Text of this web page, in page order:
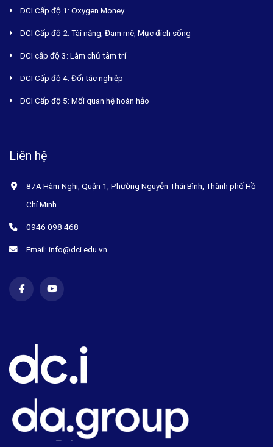
DCI Cấp độ 1: Oxygen Money
DCI Cấp độ 2: Tài năng, Đam mê, Mục đích sống
DCI cấp độ 3: Làm chủ tâm trí
DCI Cấp độ 4: Đối tác nghiệp
DCI Cấp độ 5: Mối quan hệ hoàn hảo
Liên hệ
87A Hàm Nghi, Quận 1, Phường Nguyễn Thái Bình, Thành phố Hồ
Chí Minh
0946 098 468
Email: info@dci.edu.vn